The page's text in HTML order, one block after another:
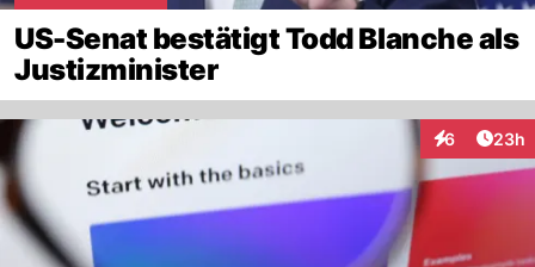
US-Senat bestätigt Todd Blanche als
Justizminister
6
Interaktionen
23h